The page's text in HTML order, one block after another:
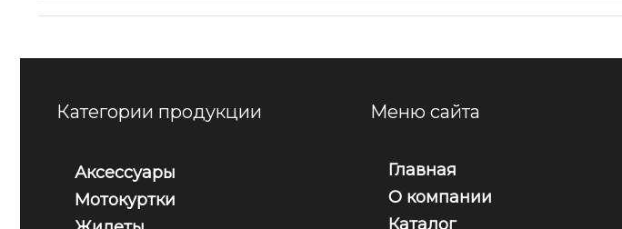
Категории продукции
Аксессуары
Мотокуртки
Меню сайта
Главная
О компании
Каталог